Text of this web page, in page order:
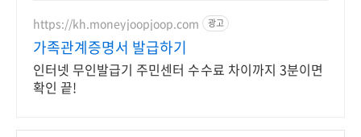
https://kh.moneyjoopjoop.com 광고
가족관계증명서 발급하기
인터넷 무인발급기 주민센터 수수료 차이까지 3분이면
확인 끝!